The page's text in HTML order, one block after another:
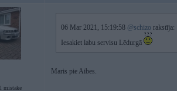
mistake
06 Mar 2021, 15:19:58 @schizo rakstīja:
Iesakiet labu servisu Lēdurgā
Maris pie Aibes.